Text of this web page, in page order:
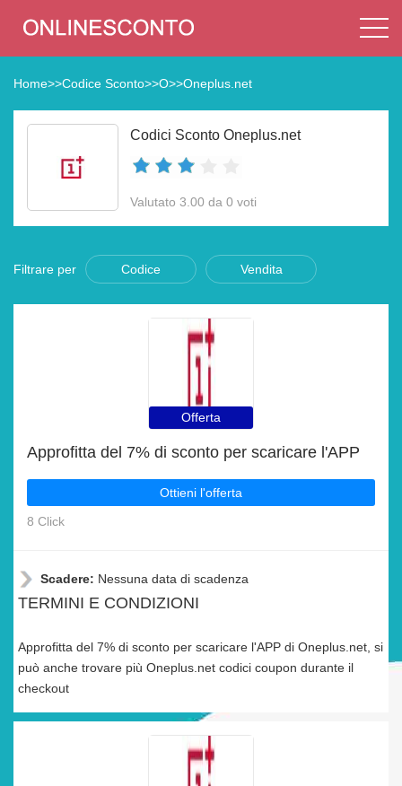
Home>>Codice Sconto>>O>>Oneplus.net
Codici Sconto Oneplus.net
Valutato 3.00 da 0 voti
Filtrare per Codice Vendita
Offerta
Approfitta del 7% di sconto per scaricare l'APP
Ottieni l'offerta
8 Click
Scadere: Nessuna data di scadenza
TERMINI E CONDIZIONI
Approfitta del 7% di sconto per scaricare l'APP di Oneplus.net, si
può anche trovare più Oneplus.net codici coupon durante il
checkout